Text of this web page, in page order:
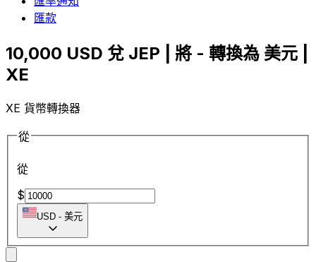
匯款
10,000 USD 兌 JEP | 將 - 轉換為 美元 |
XE
XE 貨幣轉換器
從
從
$
USD - 美元